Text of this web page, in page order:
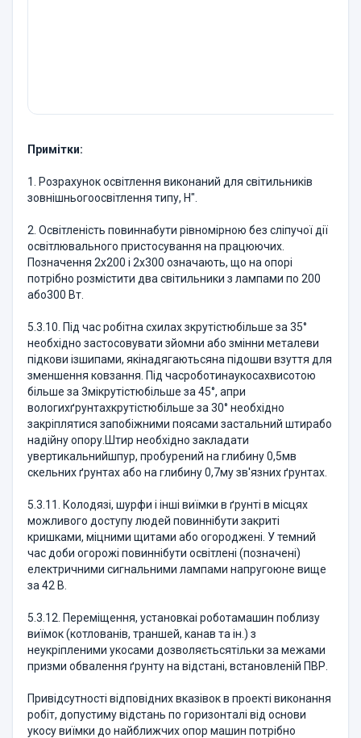
Примітки:
1. Розрахунок освітлення виконаний для світильників
зовнішньогоосвітлення типу, Н".
2. Освітленість повиннабути рівномірною без сліпучої дії
освітлювального пристосування на працюючих.
Позначення 2х200 і 2х300 означають, що на опорі
потрібно розмістити два світильники з лампами по 200
або300 Вт.
5.3.10. Під час робітна схилах зкрутістюбільше за 35°
необхідно застосовувати зйомни або змінни металеви
підкови ізшипами, якінадягаютьсяна підошви взуття для
зменшення ковзання. Під часроботинаукосахвисотою
більше за 3мікрутістюбільше за 45°, апри
вологихґрунтахкрутістюбільше за 30° необхідно
закріплятися запобіжними поясами застальний штирабо
надійну опору.Штир необхідно закладати
увертикальнийшпур, пробурений на глибину 0,5мв
скельних ґрунтах або на глибину 0,7му зв'язних ґрунтах.
5.3.11. Колодязі, шурфи і інші виїмки в ґрунті в місцях
можливого доступу людей повиннібути закриті
кришками, міцними щитами або огороджені. У темний
час доби огорожі повиннібути освітлені (позначені)
електричними сигнальними лампами напругоюне вище
за 42 В.
5.3.12. Переміщення, установкаі роботамашин поблизу
виїмок (котлованів, траншей, канав та ін.) з
неукріпленими укосами дозволяєтьсятільки за межами
призми обвалення ґрунту на відстані, встановленій ПВР.
Привідсутності відповідних вказівок в проекті виконання
робіт, допустиму відстань по горизонталі від основи
укосу виїмки до найближчих опор машин потрібно